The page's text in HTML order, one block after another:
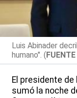
Luis Abinader
humano". (
El presidente de
sumó la noche